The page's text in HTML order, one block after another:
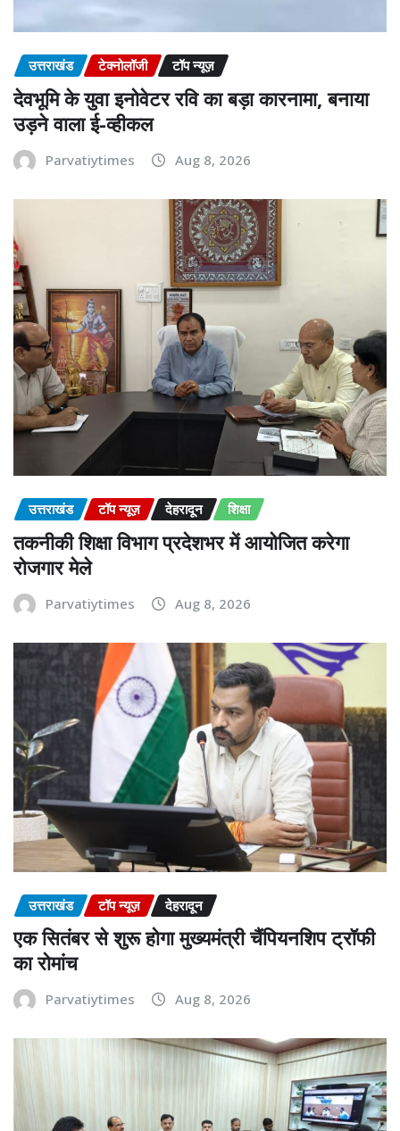
उत्तराखंड टेक्नोलॉजी टॉप न्यूज़
देवभूमि के युवा इनोवेटर रवि का बड़ा कारनामा, बनाया
उड़ने वाला ई-व्हीकल
Parvatiytimes Aug 8, 2026
उत्तराखंड टॉप न्यूज़ देहरादून शिक्षा
तकनीकी शिक्षा विभाग प्रदेशभर में आयोजित करेगा
रोजगार मेले
Parvatiytimes Aug 8, 2026
उत्तराखंड टॉप न्यूज़ देहरादून
एक सितंबर से शुरू होगा मुख्यमंत्री चैंपियनशिप ट्रॉफी
का रोमांच
Parvatiytimes Aug 8, 2026